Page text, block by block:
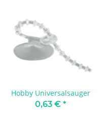
Hobby Universalsauger
0,63 € *